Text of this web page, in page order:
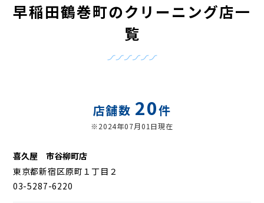
早稲田鶴巻町のクリーニング店一
覧
店舗数 20件
※2024年07月01日現在
喜久屋 市谷柳町店
東京都新宿区原町１丁目２
03-5287-6220